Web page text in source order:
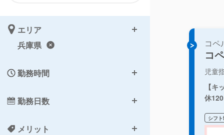
コペ
コ
児童
【
休
シフ
エリア
兵庫県
勤務時間
勤務日数
メリット